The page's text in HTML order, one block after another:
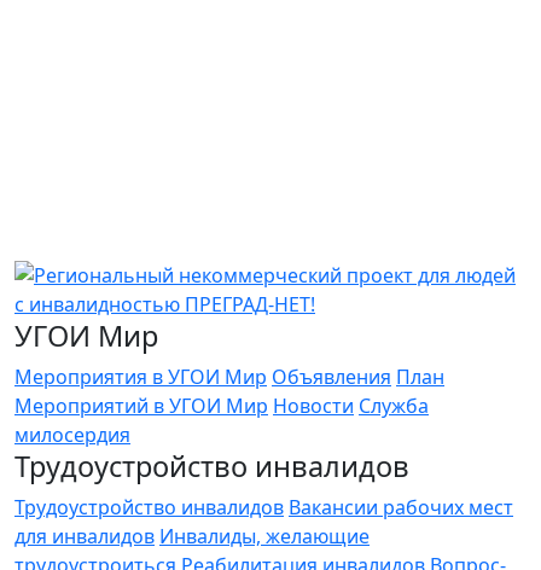
УГОИ Мир
Мероприятия в УГОИ Мир Объявления План
Мероприятий в УГОИ Мир Новости Служба
милосердия
Трудоустройство инвалидов
Трудоустройство инвалидов Вакансии рабочих мест
для инвалидов Инвалиды, желающие